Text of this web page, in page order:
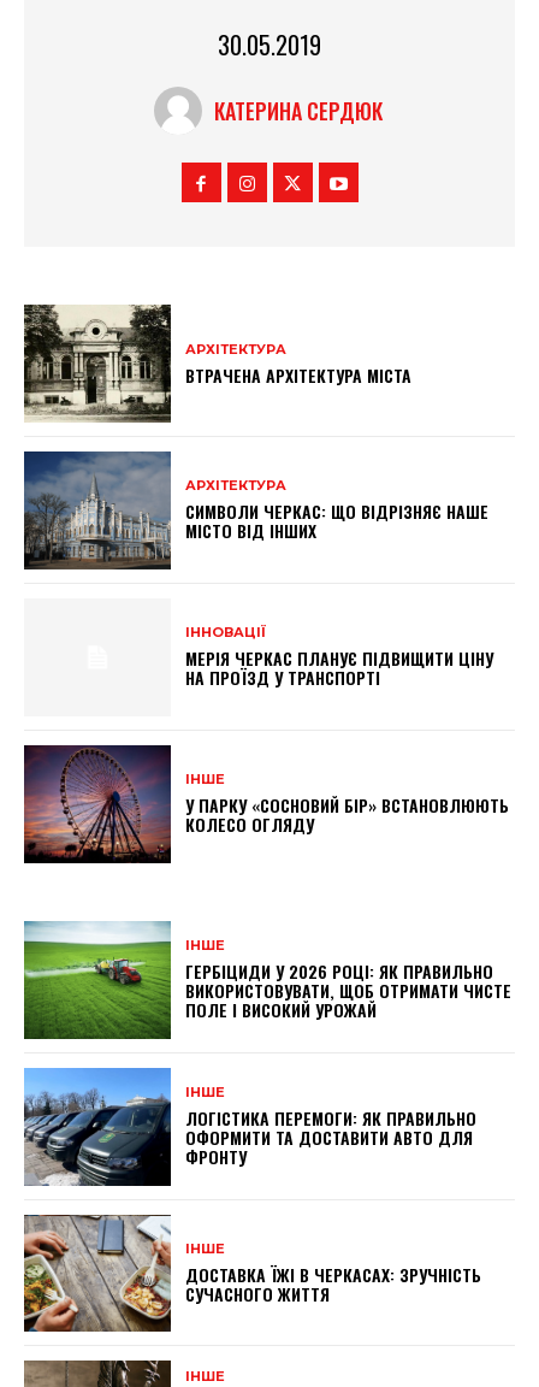
30.05.2019
КАТЕРИНА СЕРДЮК
АРХІТЕКТУРА
ВТРАЧЕНА АРХІТЕКТУРА МІСТА
АРХІТЕКТУРА
СИМВОЛИ ЧЕРКАС: ЩО ВІДРІЗНЯЄ НАШЕ
МІСТО ВІД ІНШИХ
ІННОВАЦІЇ
МЕРІЯ ЧЕРКАС ПЛАНУЄ ПІДВИЩИТИ ЦІНУ
НА ПРОЇЗД У ТРАНСПОРТІ
ІНШЕ
У ПАРКУ «СОСНОВИЙ БІР» ВСТАНОВЛЮЮТЬ
КОЛЕСО ОГЛЯДУ
ІНШЕ
ГЕРБІЦИДИ У 2026 РОЦІ: ЯК ПРАВИЛЬНО
ВИКОРИСТОВУВАТИ, ЩОБ ОТРИМАТИ ЧИСТЕ
ПОЛЕ І ВИСОКИЙ УРОЖАЙ
ІНШЕ
ЛОГІСТИКА ПЕРЕМОГИ: ЯК ПРАВИЛЬНО
ОФОРМИТИ ТА ДОСТАВИТИ АВТО ДЛЯ
ФРОНТУ
ІНШЕ
ДОСТАВКА ЇЖІ В ЧЕРКАСАХ: ЗРУЧНІСТЬ
СУЧАСНОГО ЖИТТЯ
ІНШЕ